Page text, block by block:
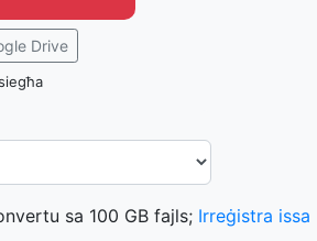
Drive
sa 100 GB fajls; Irreġistra issa